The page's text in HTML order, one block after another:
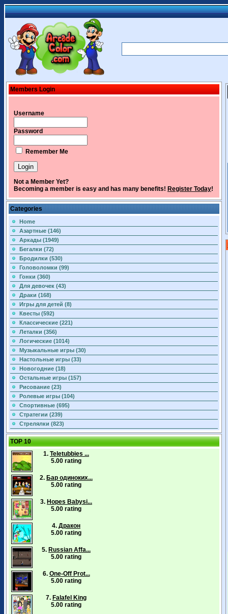
Members Login
Username
Password
Remember Me
Not a Member Yet?
Becoming a member is easy and has many benefits! Register Today!
Categories
Home
Азартные (146)
Аркады (1949)
Бегалки (72)
Бродилки (530)
Головоломки (99)
Гонки (360)
Для девочек (43)
Драки (168)
Игры для детей (8)
Квесты (592)
Классические (221)
Леталки (356)
Логические (1014)
Музыкальные игры (30)
Настольные игры (33)
Новогодние (18)
Остальные игры (157)
Рисование (23)
Ролевые игры (104)
Спортивные (695)
Стратегии (239)
Стрелялки (823)
TOP 10
1. Teletubbies ...
5.00 rating
2. Бар одиноких...
5.00 rating
3. Hopes Babysi...
5.00 rating
4. Дракон
5.00 rating
5. Russian Affa...
5.00 rating
6. One-Off Prot...
5.00 rating
7. Falafel King
5.00 rating